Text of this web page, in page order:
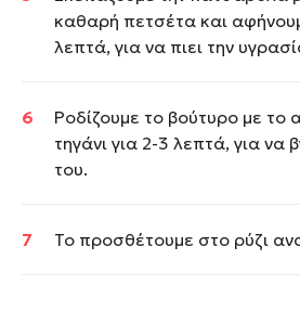
καθαρή πετσέτα και
λεπτά, για να πιει την
Ροδίζουμε το βούτυρο με το
τηγάνι για 2-3 λεπτά, για να
του.
Το προσθέτουμε στο ρύζι